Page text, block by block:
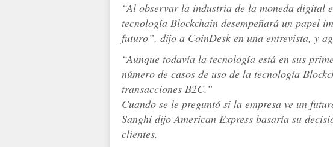
“Al observar la industria de la moneda digital
tecnología Blockchain desempeñará un papel
futuro”, dijo a CoinDesk en una entrevista, y
“Aunque todavía la tecnología está en sus
número de casos de uso de la tecnología
transacciones B2C.”
Cuando se le preguntó si la empresa ve un
Sanghi dijo American Express basaría su
clientes.